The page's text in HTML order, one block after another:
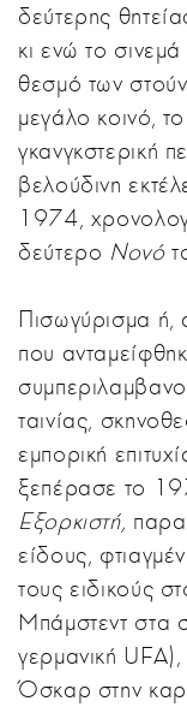
δεύτερης
κι ενώ το
θεσμό των
μεγάλο κοινό, το
γκανγκστερική
βελούδινη
1974,
δεύτερο Νονό
Πισωγύρισμα ή,
που
ταινίας,
εμπορική
ξεπέρασε το
Εξορκιστή,
είδους,
τους ειδικούς
Μπάμστεντ στα
γερμανική
Όσκαρ στην